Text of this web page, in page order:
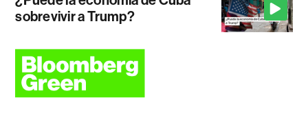
sobrevivir a Trump?